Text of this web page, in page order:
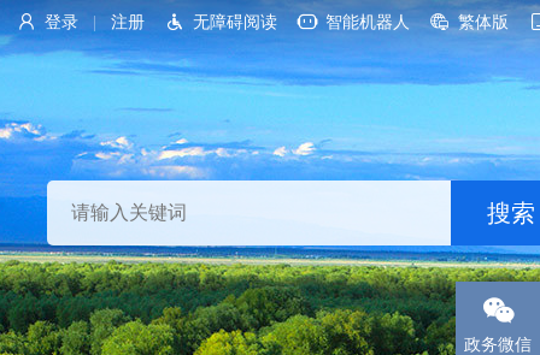
登录 注册 无障碍阅读 智能机器人 繁体版
政务微信